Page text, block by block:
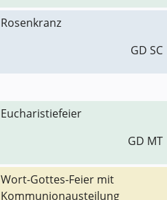
Rosenkranz
GD SC
Eucharistiefeier
GD MT
Wort-Gottes-Feier mit
Kommunionausteilung